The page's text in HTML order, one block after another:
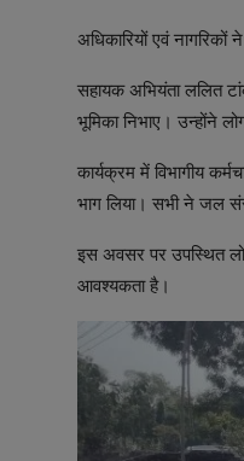
अधिकारियों एवं
सहायक अभियंता ललित
भूमिका निभाए। उन्होंने
कार्यक्रम में विभागीय
भाग लिया। सभी ने जल
इस अवसर पर उपस्थित
आवश्यकता है।